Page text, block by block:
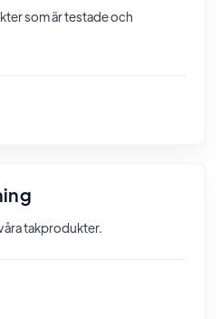
som är testade och
takprodukter.